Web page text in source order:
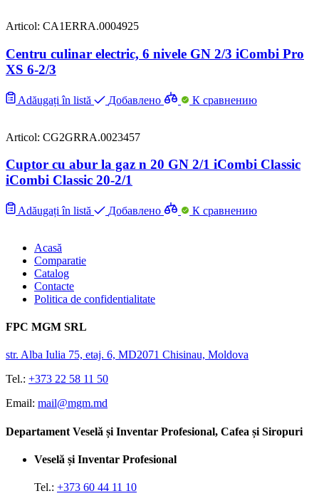
Articol: CA1ERRA.0004925
Centru culinar electric, 6 nivele GN 2/3 iCombi Pro
XS 6-2/3
Adăugați în listă Добавлено К сравнению
Articol: CG2GRRA.0023457
Cuptor cu abur la gaz n 20 GN 2/1 iCombi Classic
iCombi Classic 20-2/1
Adăugați în listă Добавлено К сравнению
Acasă
Comparatie
Catalog
Contacte
Politica de confidentialitate
FPC MGM SRL
str. Alba Iulia 75, etaj. 6, MD2071 Chisinau, Moldova
Tel.: +373 22 58 11 50
Email: mail@mgm.md
Departament Veselă și Inventar Profesional, Cafea și Siropuri
Veselă și Inventar Profesional
Tel.: +373 60 44 11 10